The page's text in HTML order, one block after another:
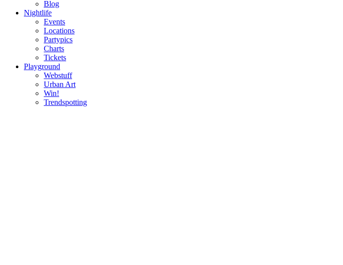
Blog
Nightlife
Events
Locations
Partypics
Charts
Tickets
Playground
Webstuff
Urban Art
Win!
Trendspotting